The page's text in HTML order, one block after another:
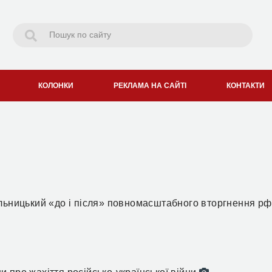
КОЛОНКИ РЕКЛАМА НА САЙТІ КОНТАКТИ
«до і після» повномасштабного вторгнення